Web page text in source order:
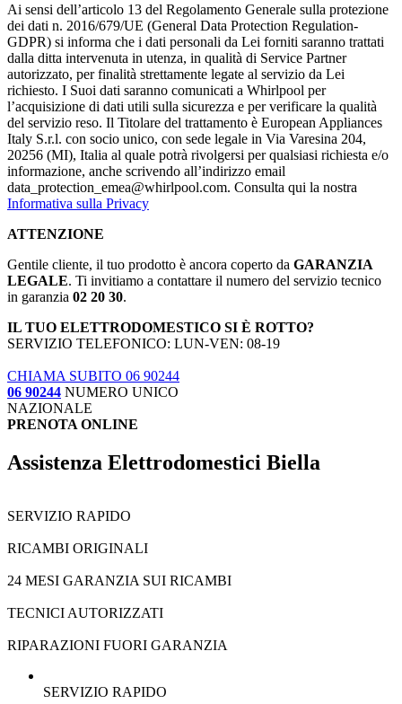
Ai sensi dell’articolo 13 del Regolamento Generale sulla protezione
dei dati n. 2016/679/UE (General Data Protection Regulation-
GDPR) si informa che i dati personali da Lei forniti saranno​ trattati
dalla ditta intervenuta in utenza,​ in qualità di Service Partner
autorizzato, per finalità strettamente legate al servizio da Lei
richiesto. I S​uoi dati saranno comunicati a Whirlpool per
l’acquisizione di dati utili sulla sicurezza e per verificare la qualità
del servizio reso. Il Titolare del trattamento è European Appliances
Italy S.r.l. con socio unico, con sede legale in Via Varesina 204,
20256 (MI), Italia al quale potrà rivolgersi per qualsiasi richiesta e/o
informazione, anche scrivendo all’indirizzo email
data_protection_emea@whirlpool.com. Consulta qui la nostra
Informativa sulla Privacy
ATTENZIONE
Gentile cliente, il tuo prodotto è ancora coperto da GARANZIA
LEGALE. Ti invitiamo a contattare il numero del servizio tecnico
in garanzia 02 20 30.
IL TUO ELETTRODOMESTICO SI È ROTTO?
SERVIZIO TELEFONICO: LUN-VEN: 08-19
CHIAMA SUBITO 06 90244
06 90244 NUMERO UNICO
NAZIONALE
PRENOTA ONLINE
Assistenza Elettrodomestici Biella
SERVIZIO RAPIDO
RICAMBI ORIGINALI
24 MESI GARANZIA SUI RICAMBI
TECNICI AUTORIZZATI
RIPARAZIONI FUORI GARANZIA
SERVIZIO RAPIDO